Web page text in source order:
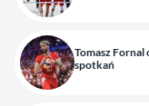
Tomasz
spotkań